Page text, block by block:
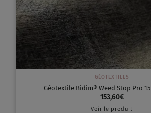
GÉOTEXTILES
Géotextile Bidim® Weed Stop Pro
153,60€
Voir le produit